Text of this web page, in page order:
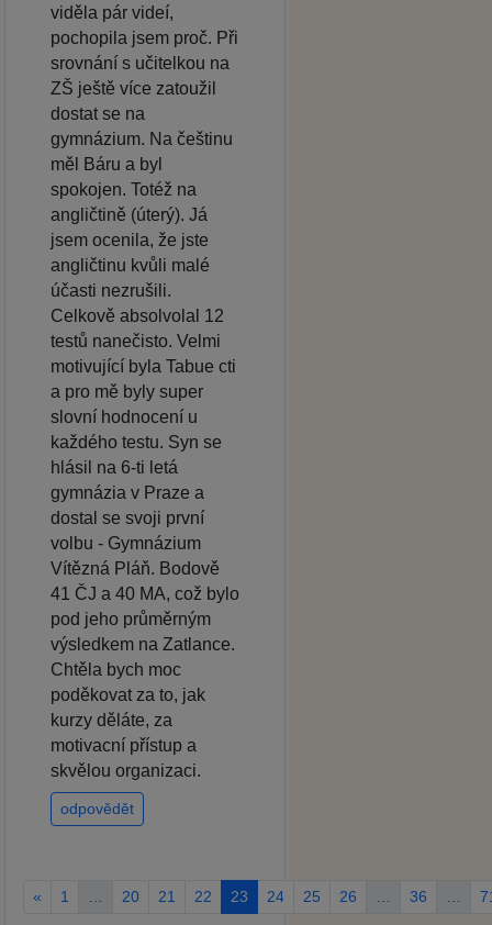
viděla pár videí,
pochopila jsem proč. Při
srovnání s učitelkou na
ZŠ ještě více zatoužil
dostat se na
gymnázium. Na češtinu
měl Báru a byl
spokojen. Totéž na
angličtině (úterý). Já
jsem ocenila, že jste
angličtinu kvůli malé
účasti nezrušili.
Celkově absolvolal 12
testů nanečisto. Velmi
motivující byla Tabue cti
a pro mě byly super
slovní hodnocení u
každého testu. Syn se
hlásil na 6-ti letá
gymnázia v Praze a
dostal se svoji první
volbu - Gymnázium
Vítězná Pláň. Bodově
41 ČJ a 40 MA, což bylo
pod jeho průměrným
výsledkem na Zatlance.
Chtěla bych moc
poděkovat za to, jak
kurzy děláte, za
motivacní přístup a
skvělou organizaci.
odpovědět
« 1 20 21 22 23 24 25 26 36